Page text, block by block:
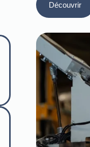
Découvrir